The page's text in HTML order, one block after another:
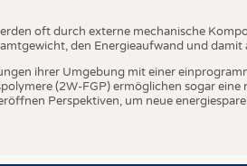
oft durch externe mechanische
den Energieaufwand und damit
ihrer Umgebung mit einer
(2W-FGP) ermöglichen sogar eine
Perspektiven, um neue